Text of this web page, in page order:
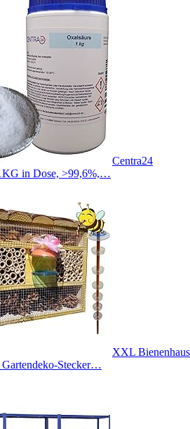
Centra24
in Dose, >99,6%,…
XXL Bienenhaus
Stecker…